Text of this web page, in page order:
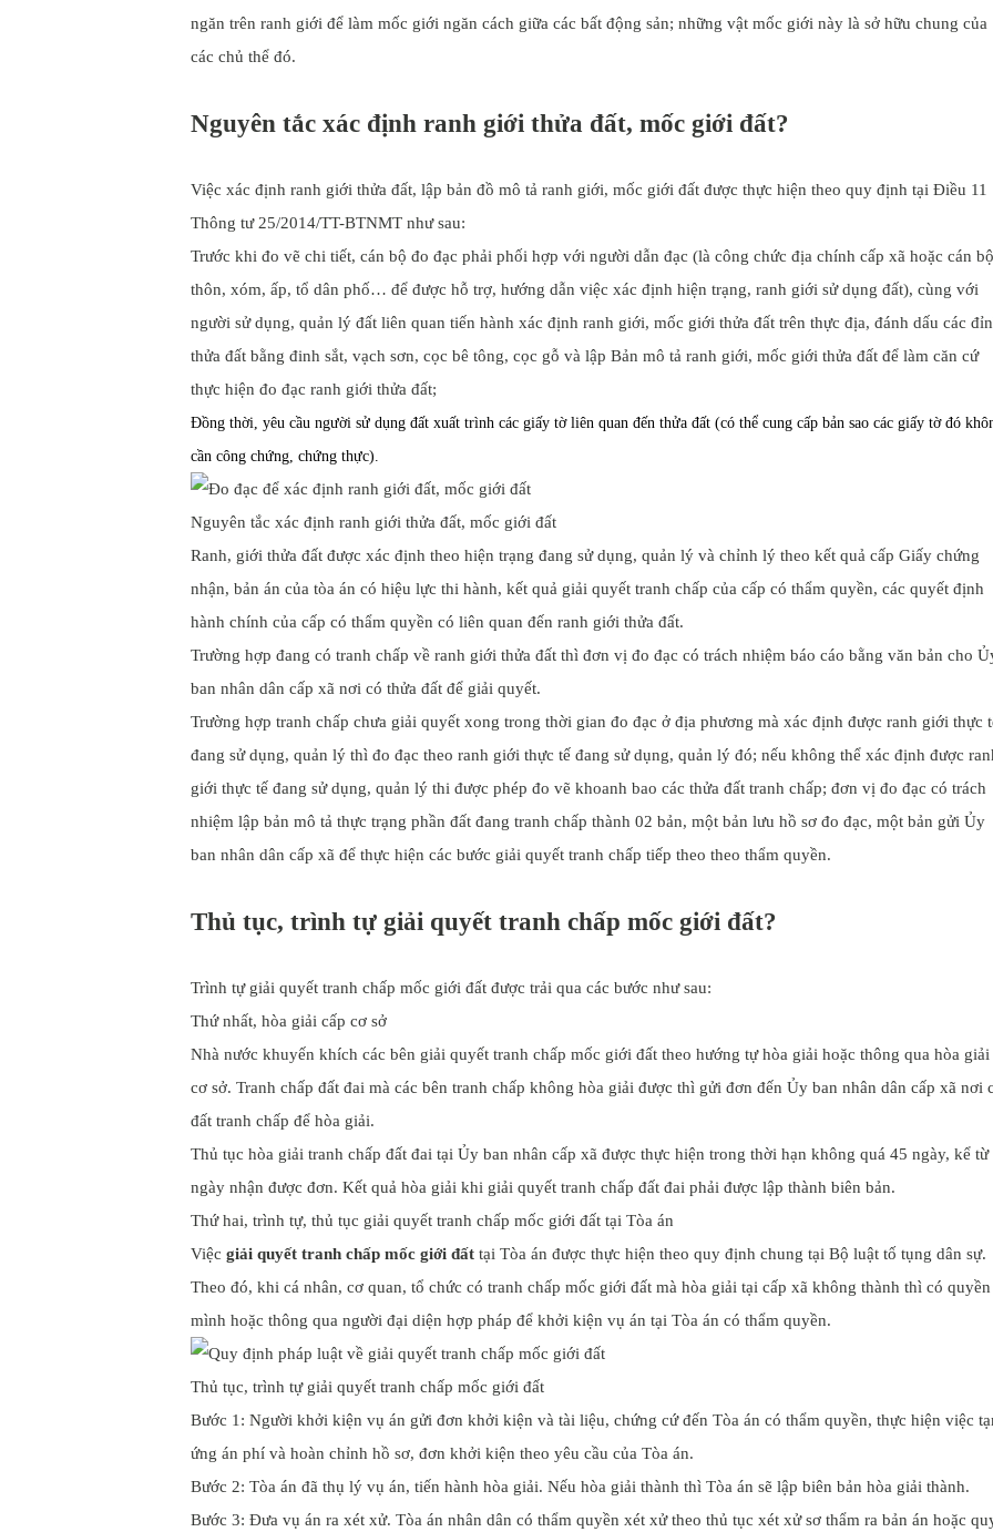
ngăn trên ranh giới để làm mốc giới ngăn cách giữa các bất động sản; những vật mốc giới này là sở hữu chung của
các chủ thể đó.
Nguyên tắc xác định ranh giới thửa đất, mốc giới đất?
Việc xác định ranh giới thửa đất, lập bản đồ mô tả ranh giới, mốc giới đất được thực hiện theo quy định tại Điều 11
Thông tư 25/2014/TT-BTNMT như sau:
Trước khi đo vẽ chi tiết, cán bộ đo đạc phải phối hợp với người dẫn đạc (là công chức địa chính cấp xã hoặc cán bộ
thôn, xóm, ấp, tổ dân phố… để được hỗ trợ, hướng dẫn việc xác định hiện trạng, ranh giới sử dụng đất), cùng với
người sử dụng, quản lý đất liên quan tiến hành xác định ranh giới, mốc giới thửa đất trên thực địa, đánh dấu các
thửa đất bằng đinh sắt, vạch sơn, cọc bê tông, cọc gỗ và lập Bản mô tả ranh giới, mốc giới thửa đất để làm căn cứ
thực hiện đo đạc ranh giới thửa đất;
Đồng thời, yêu cầu người sử dụng đất xuất trình các giấy tờ liên quan đến thửa đất (có thể cung cấp bản sao các giấy tờ đó
cần công chứng, chứng thực).
Nguyên tắc xác định ranh giới thửa đất, mốc giới đất
Ranh, giới thửa đất được xác định theo hiện trạng đang sử dụng, quản lý và chỉnh lý theo kết quả cấp Giấy chứng
nhận, bản án của tòa án có hiệu lực thi hành, kết quả giải quyết tranh chấp của cấp có thẩm quyền, các quyết định
hành chính của cấp có thẩm quyền có liên quan đến ranh giới thửa đất.
Trường hợp đang có tranh chấp về ranh giới thửa đất thì đơn vị đo đạc có trách nhiệm báo cáo bằng văn bản cho
ban nhân dân cấp xã nơi có thửa đất để giải quyết.
Trường hợp tranh chấp chưa giải quyết xong trong thời gian đo đạc ở địa phương mà xác định được ranh giới thực
đang sử dụng, quản lý thì đo đạc theo ranh giới thực tế đang sử dụng, quản lý đó; nếu không thể xác định được
giới thực tế đang sử dụng, quản lý thi được phép đo vẽ khoanh bao các thửa đất tranh chấp; đơn vị đo đạc có trách
nhiệm lập bản mô tả thực trạng phần đất đang tranh chấp thành 02 bản, một bản lưu hồ sơ đo đạc, một bản gửi Ủy
ban nhân dân cấp xã để thực hiện các bước giải quyết tranh chấp tiếp theo theo thẩm quyền.
Thủ tục, trình tự giải quyết tranh chấp mốc giới đất?
Trình tự giải quyết tranh chấp mốc giới đất được trải qua các bước như sau:
Thứ nhất, hòa giải cấp cơ sở
Nhà nước khuyến khích các bên giải quyết tranh chấp mốc giới đất theo hướng tự hòa giải hoặc thông qua hòa giải
cơ sở. Tranh chấp đất đai mà các bên tranh chấp không hòa giải được thì gửi đơn đến Ủy ban nhân dân cấp xã nơi
đất tranh chấp để hòa giải.
Thủ tục hòa giải tranh chấp đất đai tại Ủy ban nhân cấp xã được thực hiện trong thời hạn không quá 45 ngày, kể từ
ngày nhận được đơn. Kết quả hòa giải khi giải quyết tranh chấp đất đai phải được lập thành biên bản.
Thứ hai, trình tự, thủ tục giải quyết tranh chấp mốc giới đất tại Tòa án
Việc giải quyết tranh chấp mốc giới đất tại Tòa án được thực hiện theo quy định chung tại Bộ luật tố tụng dân sự.
Theo đó, khi cá nhân, cơ quan, tổ chức có tranh chấp mốc giới đất mà hòa giải tại cấp xã không thành thì có
mình hoặc thông qua người đại diện hợp pháp để khởi kiện vụ án tại Tòa án có thẩm quyền.
Thủ tục, trình tự giải quyết tranh chấp mốc giới đất
Bước 1: Người khởi kiện vụ án gửi đơn khởi kiện và tài liệu, chứng cứ đến Tòa án có thẩm quyền, thực hiện việc
ứng án phí và hoàn chỉnh hồ sơ, đơn khởi kiện theo yêu cầu của Tòa án.
Bước 2: Tòa án đã thụ lý vụ án, tiến hành hòa giải. Nếu hòa giải thành thì Tòa án sẽ lập biên bản hòa giải thành.
Bước 3: Đưa vụ án ra xét xử. Tòa án nhân dân có thẩm quyền xét xử theo thủ tục xét xử sơ thẩm ra bản án hoặc